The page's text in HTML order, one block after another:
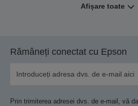
Afișare toate
Rămâneți conectat cu Epson
Prin trimiterea adresei dvs. de e-mail, vă